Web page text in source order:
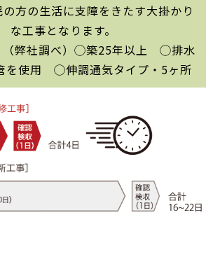
方の生活に支障をきたす大掛かり
な工事となります。
（弊社調べ）◯築25年以上 ◯排水
を使用 ◯伸調通気タイプ・5ヶ所